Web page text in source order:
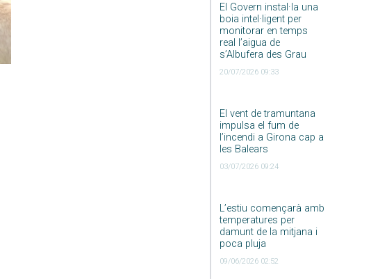
El Govern instal·la una
boia intel·ligent per
monitorar en temps
real l’aigua de
s’Albufera des Grau
20/07/2026 09:33
El vent de tramuntana
impulsa el fum de
l’incendi a Girona cap a
les Balears
03/07/2026 09:24
L’estiu començarà amb
temperatures per
damunt de la mitjana i
poca pluja
09/06/2026 02:52